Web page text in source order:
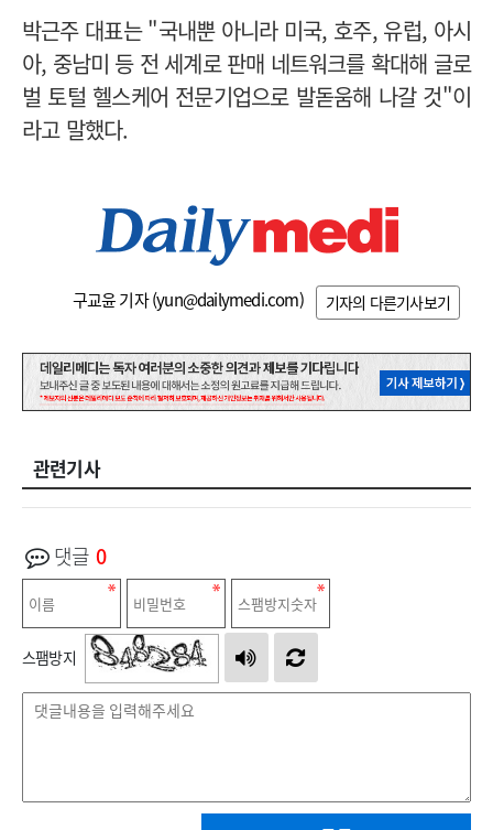
박근주 대표는 "국내뿐 아니라 미국, 호주, 유럽, 아시
아, 중남미 등 전 세계로 판매 네트워크를 확대해 글로
벌 토털 헬스케어 전문기업으로 발돋움해 나갈 것"이
라고 말했다.
구교윤 기자 (yun@dailymedi.com) 기자의 다른기사보기
관련기사
댓글 0
스팸방지